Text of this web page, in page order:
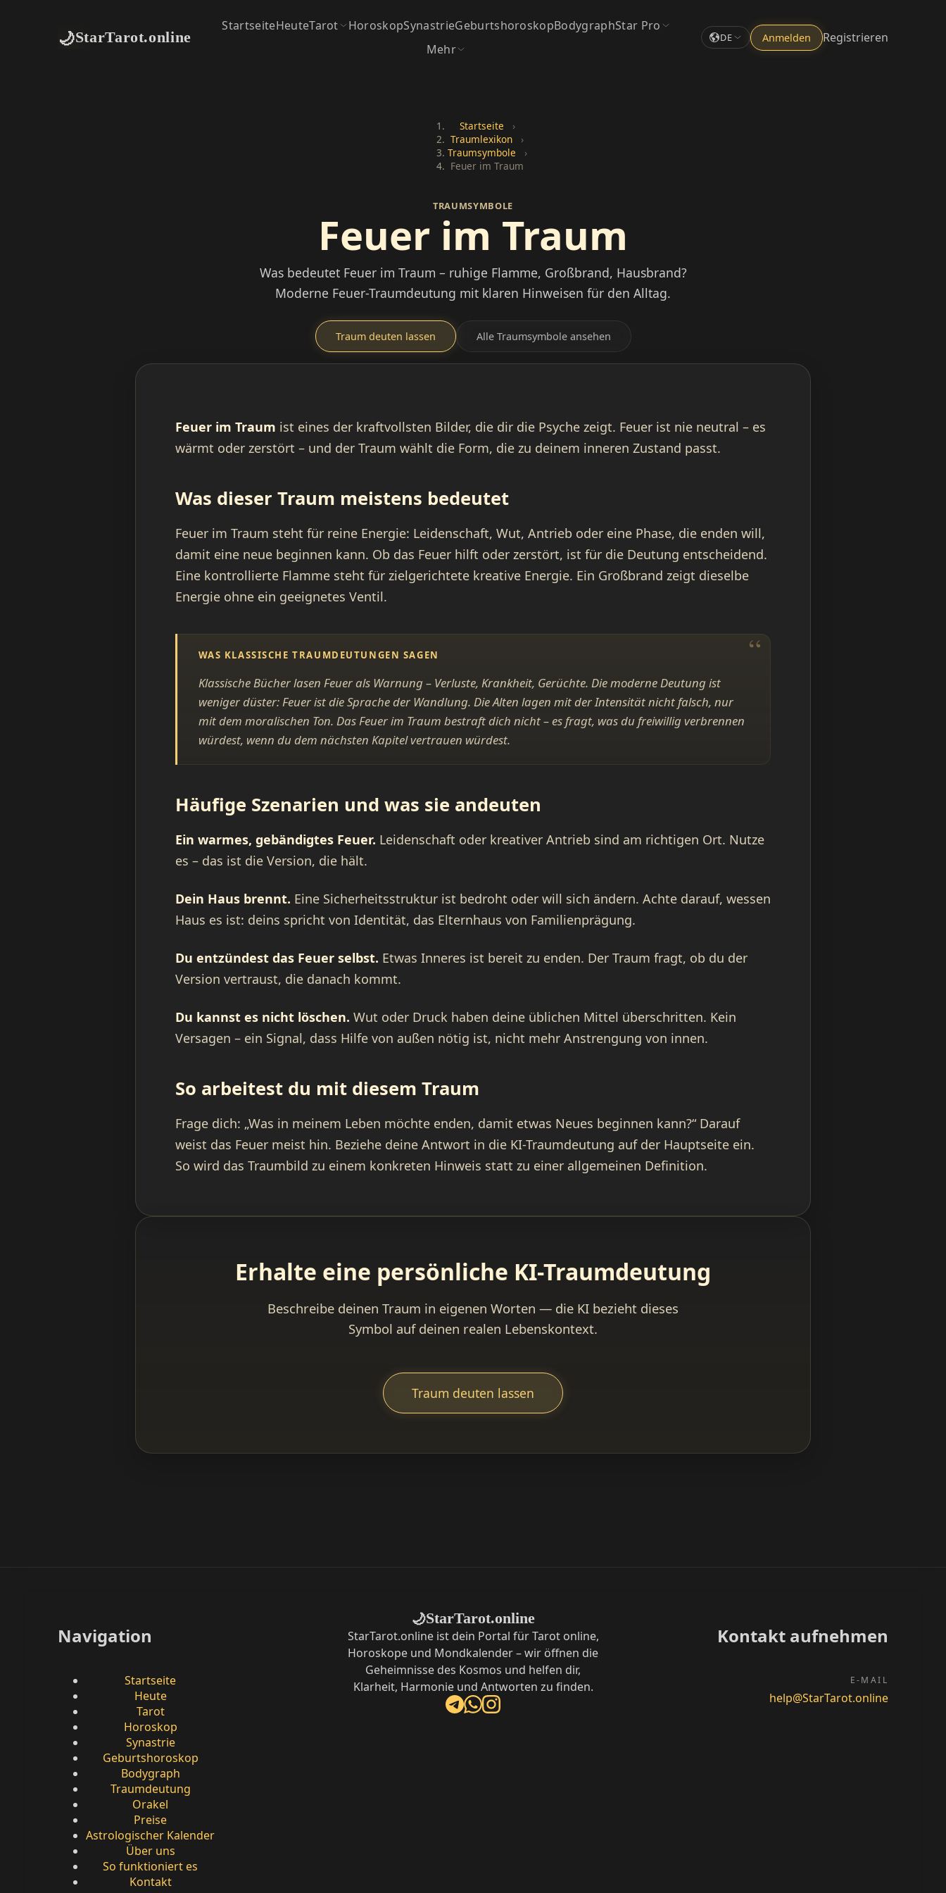
🌙StarTarot.online
StartseiteHeuteTarot HoroskopSynastrieGeburtshoroskopBodygraphStar Pro
Mehr
DE Anmelden Registrieren
Startseite
›
Traumlexikon
›
Traumsymbole
›
Feuer im Traum
TRAUMSYMBOLE
Feuer im Traum
Was bedeutet Feuer im Traum – ruhige Flamme, Großbrand, Hausbrand?
Moderne Feuer-Traumdeutung mit klaren Hinweisen für den Alltag.
Traum deuten lassen Alle Traumsymbole ansehen
Feuer im Traum ist eines der kraftvollsten Bilder, die dir die Psyche zeigt. Feuer ist nie neutral – es
wärmt oder zerstört – und der Traum wählt die Form, die zu deinem inneren Zustand passt.
Was dieser Traum meistens bedeutet
Feuer im Traum steht für reine Energie: Leidenschaft, Wut, Antrieb oder eine Phase, die enden will,
damit eine neue beginnen kann. Ob das Feuer hilft oder zerstört, ist für die Deutung entscheidend.
Eine kontrollierte Flamme steht für zielgerichtete kreative Energie. Ein Großbrand zeigt dieselbe
Energie ohne ein geeignetes Ventil.
WAS KLASSISCHE TRAUMDEUTUNGEN SAGEN
Klassische Bücher lasen Feuer als Warnung – Verluste, Krankheit, Gerüchte. Die moderne Deutung ist
weniger düster: Feuer ist die Sprache der Wandlung. Die Alten lagen mit der Intensität nicht falsch, nur
mit dem moralischen Ton. Das Feuer im Traum bestraft dich nicht – es fragt, was du freiwillig verbrennen
würdest, wenn du dem nächsten Kapitel vertrauen würdest.
Häufige Szenarien und was sie andeuten
Ein warmes, gebändigtes Feuer. Leidenschaft oder kreativer Antrieb sind am richtigen Ort. Nutze
es – das ist die Version, die hält.
Dein Haus brennt. Eine Sicherheitsstruktur ist bedroht oder will sich ändern. Achte darauf, wessen
Haus es ist: deins spricht von Identität, das Elternhaus von Familienprägung.
Du entzündest das Feuer selbst. Etwas Inneres ist bereit zu enden. Der Traum fragt, ob du der
Version vertraust, die danach kommt.
Du kannst es nicht löschen. Wut oder Druck haben deine üblichen Mittel überschritten. Kein
Versagen – ein Signal, dass Hilfe von außen nötig ist, nicht mehr Anstrengung von innen.
So arbeitest du mit diesem Traum
Frage dich: „Was in meinem Leben möchte enden, damit etwas Neues beginnen kann?“ Darauf
weist das Feuer meist hin. Beziehe deine Antwort in die KI-Traumdeutung auf der Hauptseite ein.
So wird das Traumbild zu einem konkreten Hinweis statt zu einer allgemeinen Definition.
Erhalte eine persönliche KI-Traumdeutung
Beschreibe deinen Traum in eigenen Worten — die KI bezieht dieses
Symbol auf deinen realen Lebenskontext.
Traum deuten lassen
Navigation
Startseite
Heute
Tarot
Horoskop
Synastrie
Geburtshoroskop
Bodygraph
Traumdeutung
Orakel
Preise
Astrologischer Kalender
Über uns
So funktioniert es
Kontakt
🌙StarTarot.online
StarTarot.online ist dein Portal für Tarot online,
Horoskope und Mondkalender – wir öffnen die
Geheimnisse des Kosmos und helfen dir,
Klarheit, Harmonie und Antworten zu finden.
Kontakt aufnehmen
E-MAIL
help@StarTarot.online